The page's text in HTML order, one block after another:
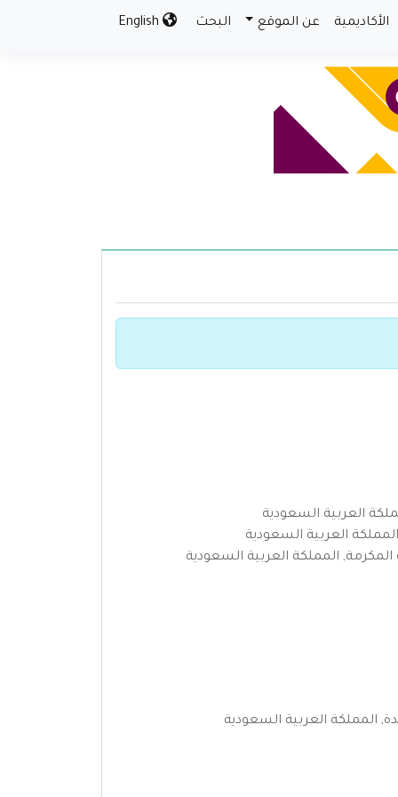
الأكاديمية عن الموقع البحث